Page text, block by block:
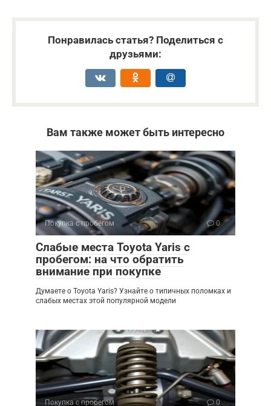
Понравилась статья? Поделиться с
друзьями:
Вам также может быть интересно
Покупка с пробегом 0
Слабые места Toyota Yaris с
пробегом: на что обратить
внимание при покупке
Думаете о Toyota Yaris? Узнайте о типичных поломках и
слабых местах этой популярной модели
Покупка с пробегом 0